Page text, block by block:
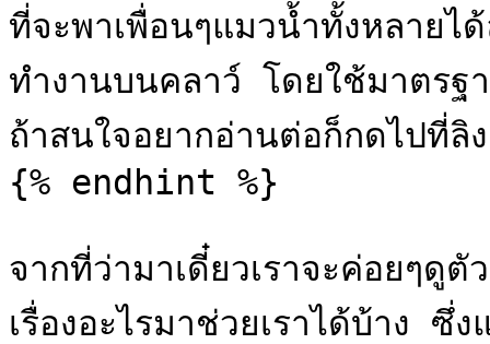
ที่จะพาเพื่อนๆแมวน้ำทั้งหลายไ
ทำงานบนคลาว์ โดยใช้มาตรฐ
ถ้าสนใจอยากอ่านต่อก็กดไปที่ลิ
{% endhint %}
จากที่ว่ามาเดี๋ยวเราจะค่อยๆดู
เรื่องอะไรมาช่วยเราได้บ้าง ซึ่